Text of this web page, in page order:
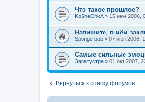
Что такое прошлое?
KoSheChkA » 15 июн 2006,
Напишите, в чём
Sponge bob » 07 июн 2006,
Самые сильные
Заратустра » 01 окт 2007,
Вернуться к списку форумов